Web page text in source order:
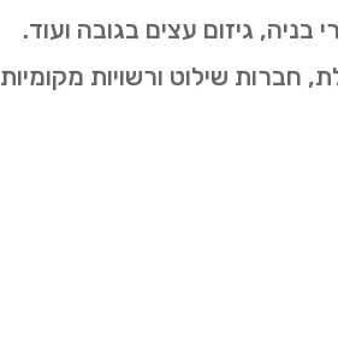
גיזום עצים בגובה ועוד.
חברות שילוט ורשויות מקומיות